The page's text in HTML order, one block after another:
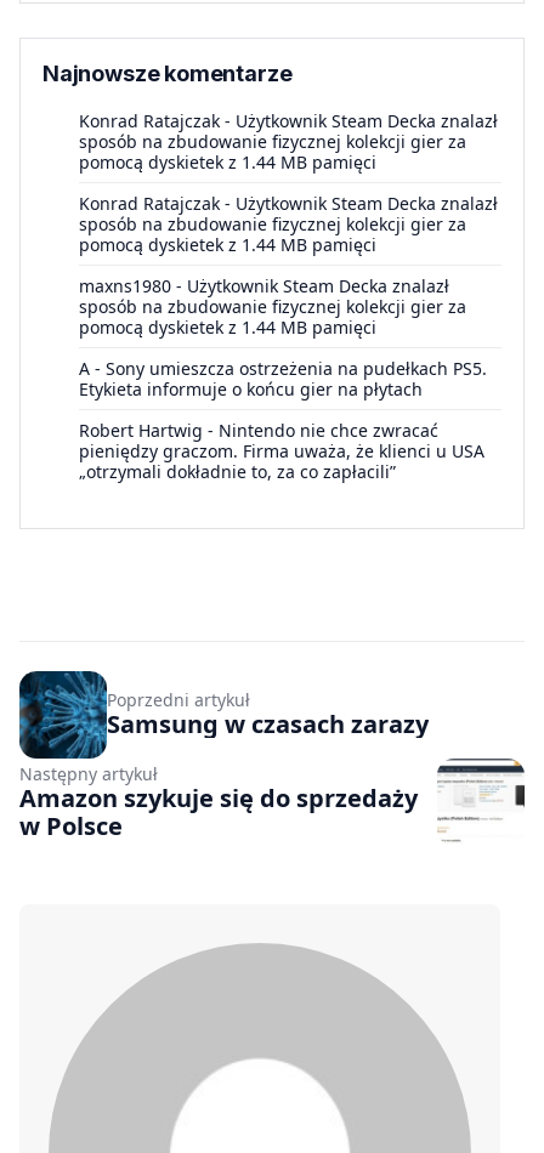
Najnowsze komentarze
Konrad Ratajczak - Użytkownik Steam Decka znalazł
sposób na zbudowanie fizycznej kolekcji gier za
pomocą dyskietek z 1.44 MB pamięci
Konrad Ratajczak - Użytkownik Steam Decka znalazł
sposób na zbudowanie fizycznej kolekcji gier za
pomocą dyskietek z 1.44 MB pamięci
maxns1980 - Użytkownik Steam Decka znalazł
sposób na zbudowanie fizycznej kolekcji gier za
pomocą dyskietek z 1.44 MB pamięci
A - Sony umieszcza ostrzeżenia na pudełkach PS5.
Etykieta informuje o końcu gier na płytach
Robert Hartwig - Nintendo nie chce zwracać
pieniędzy graczom. Firma uważa, że klienci u USA
„otrzymali dokładnie to, za co zapłacili”
Poprzedni artykuł
Samsung w czasach zarazy
Następny artykuł
Amazon szykuje się do sprzedaży
w Polsce